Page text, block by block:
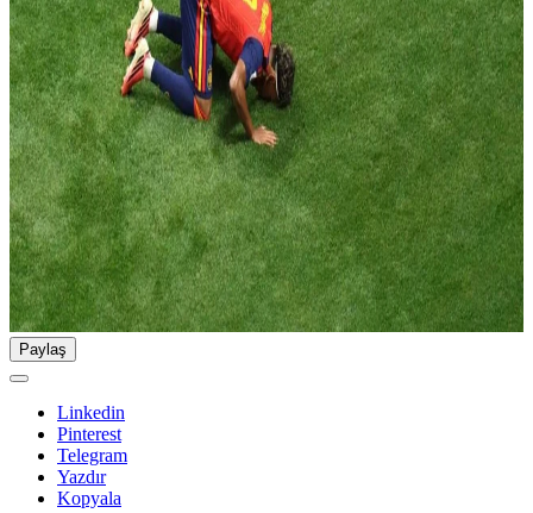
Paylaş
Linkedin
Pinterest
Telegram
Yazdır
Kopyala